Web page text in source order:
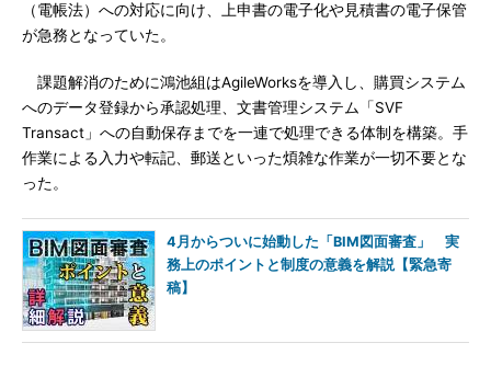
（電帳法）への対応に向け、上申書の電子化や見積書の電子保管
が急務となっていた。
課題解消のために鴻池組はAgileWorksを導入し、購買システム
へのデータ登録から承認処理、文書管理システム「SVF
Transact」への自動保存までを一連で処理できる体制を構築。手
作業による入力や転記、郵送といった煩雑な作業が一切不要とな
った。
4月からついに始動した「BIM図面審査」 実
務上のポイントと制度の意義を解説【緊急寄
稿】